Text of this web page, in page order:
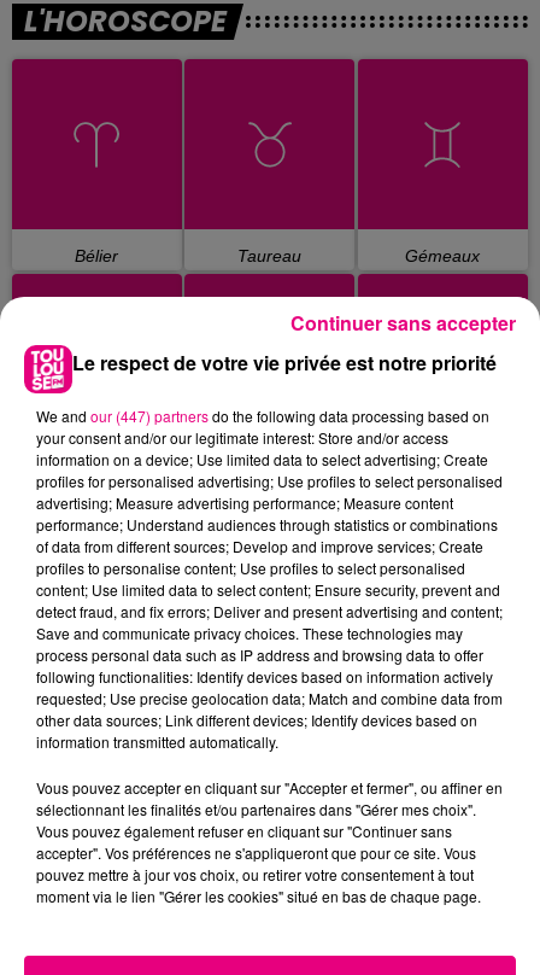
L'HOROSCOPE
Bélier Taureau Gémeaux
Cancer Lion Vierge
Balance Scorpion Sagittaire
Capricorne Verseau Poissons
Le respect de votre vie privée est notre priorité
We and our (447) partnersdo the following data processing based on
your consent and/or our legitimate interest: Store and/or access
information on a device; Use limited data to select advertising; Create
profiles for personalised advertising; Use profiles to select personalised
advertising; Measure advertising performance; Measure content
performance; Understand audiences through statistics or combinations
of data from different sources; Develop and improve services; Create
profiles to personalise content; Use profiles to select personalised
content; Use limited data to select content; Ensure security, prevent and
detect fraud, and fix errors; Deliver and present advertising and content;
Save and communicate privacy choices. These technologies may
process personal data such as IP address and browsing data to offer
following functionalities: Identify devices based on information actively
requested; Use precise geolocation data; Match and combine data from
other data sources; Link different devices; Identify devices based on
information transmitted automatically.
Vous pouvez accepter en cliquant sur "Accepter et fermer", ou affiner en
sélectionnant les finalités et/ou partenaires dans "Gérer mes choix".
Vous pouvez également refuser en cliquant sur "Continuer sans
accepter". Vos préférences ne s'appliqueront que pour ce site. Vous
pouvez mettre à jour vos choix, ou retirer votre consentement à tout
moment via le lien "Gérer les cookies" situé en bas de chaque page.
Continuer sans accepter